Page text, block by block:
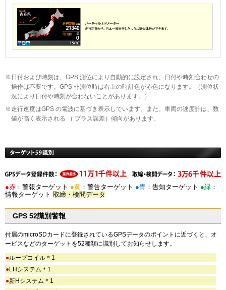
※日付および時刻は、GPS 測位により自動的に設定され、日付や時刻合わせの
操作は不要です。GPS 非測位時は右上の時計色が赤色になります。（測位状
況により日付や時刻が合わないことがあります。）
※走行速度はGPS の電波に基づき表示しています。また、車両の速度計は、数
値が高く表示される （ プラス誤差）傾向があります。
●赤 ：警報ターゲット ●黄 ：警告ターゲット ●青 ：告知ターゲット ●緑 ：
情報ターゲット 取締・検問データ
GPS 52識別警報
付属のmicroSDカードに登録されているGPSデータのポイントに近づくと、オ
ービスなどのターゲットを52種類に識別してお知らせします。
●ループコイル＊1
●LHシステム＊1
●新Hシステム＊1